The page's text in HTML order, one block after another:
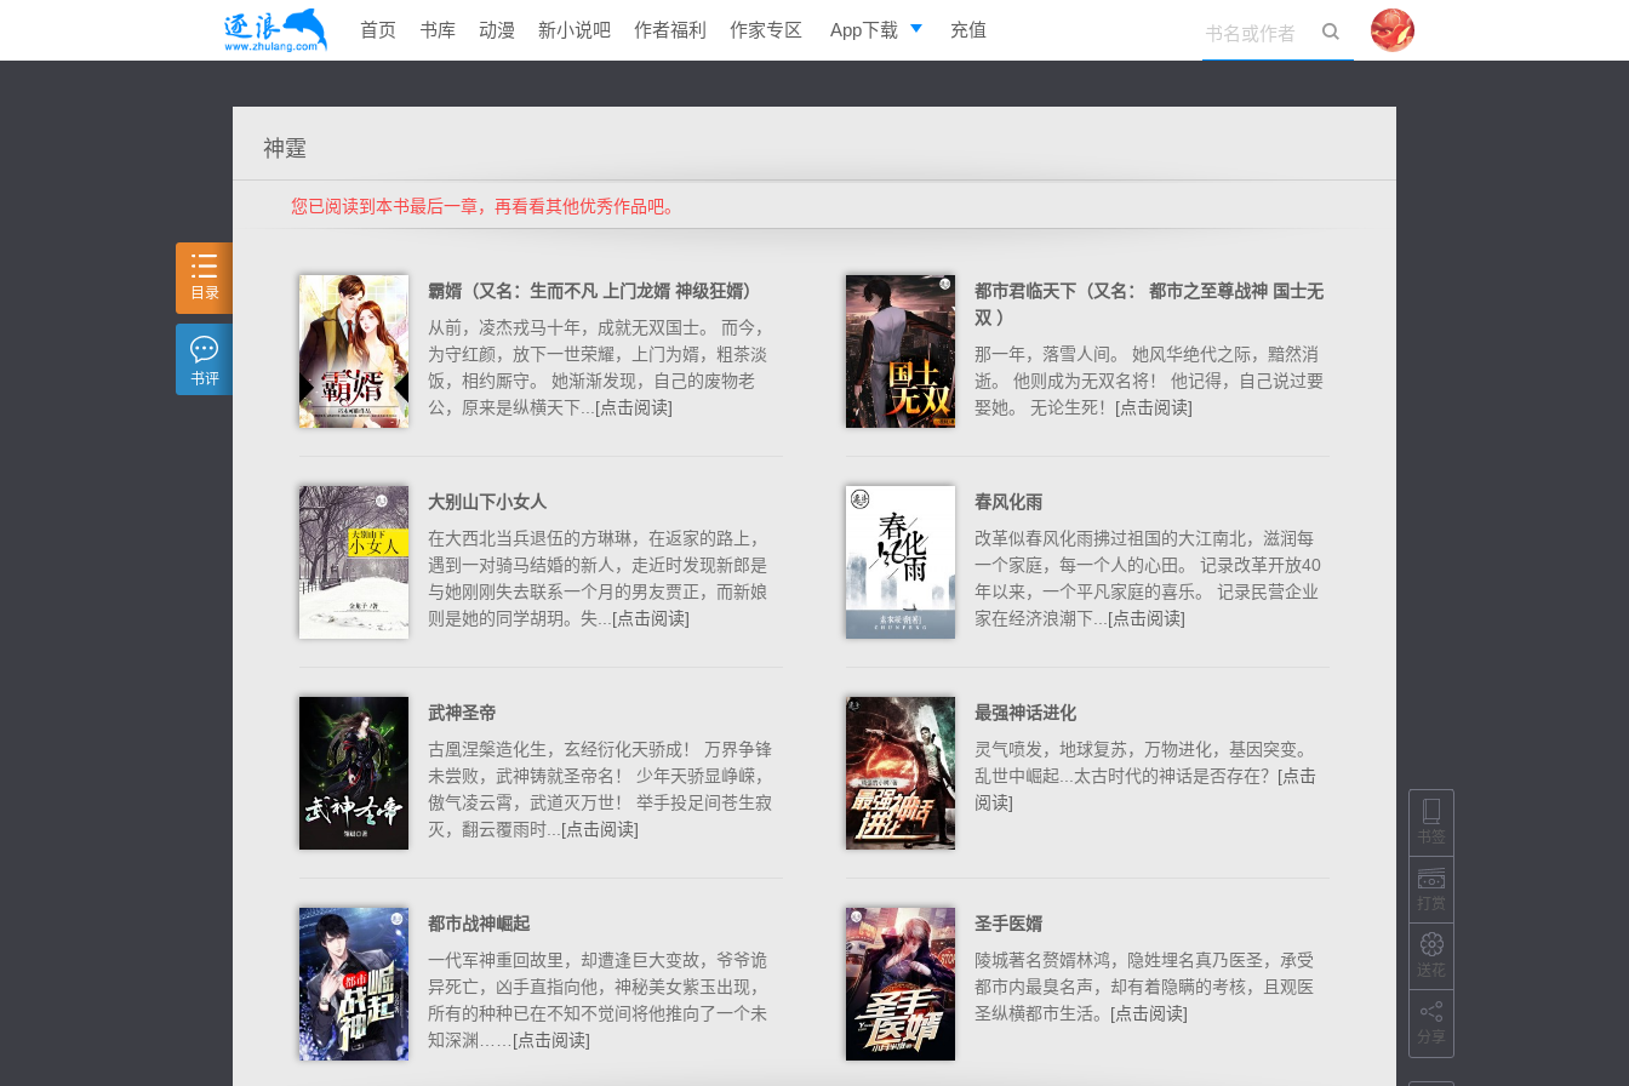
首页 书库 动漫 新小说吧 作者福利 作家专区 App下载 充值
神霆
您已阅读到本书最后一章，再看看其他优秀作品吧。
霸婿（又名：生而不凡 上门龙婿 神级狂婿）
从前，凌杰戎马十年，成就无双国士。 而今，
为守红颜，放下一世荣耀，上门为婿，粗茶淡
饭，相约厮守。 她渐渐发现，自己的废物老
公，原来是纵横天下... [点击阅读]
都市君临天下（又名： 都市之至尊战神 国士无
双 ）
那一年，落雪人间。 她风华绝代之际，黯然消
逝。 他则成为无双名将！ 他记得，自己说过要
娶她。 无论生死！ [点击阅读]
大别山下小女人
在大西北当兵退伍的方琳琳，在返家的路上，
遇到一对骑马结婚的新人，走近时发现新郎是
与她刚刚失去联系一个月的男友贾正，而新娘
则是她的同学胡玥。失... [点击阅读]
春风化雨
改革似春风化雨拂过祖国的大江南北，滋润每
一个家庭，每一个人的心田。 记录改革开放40
年以来，一个平凡家庭的喜乐。 记录民营企业
家在经济浪潮下... [点击阅读]
武神圣帝
古凰涅槃造化生，玄经衍化天骄成！ 万界争锋
未尝败，武神铸就圣帝名！ 少年天骄显峥嵘，
傲气凌云霄，武道灭万世！ 举手投足间苍生寂
灭，翻云覆雨时... [点击阅读]
最强神话进化
灵气喷发，地球复苏，万物进化，基因突变。
乱世中崛起...太古时代的神话是否存在？ [点击
阅读]
都市战神崛起
一代军神重回故里，却遭逢巨大变故，爷爷诡
异死亡，凶手直指向他，神秘美女紫玉出现，
所有的种种已在不知不觉间将他推向了一个未
知深渊…… [点击阅读]
圣手医婿
陵城著名赘婿林鸿，隐姓埋名真乃医圣，承受
都市内最臭名声，却有着隐瞒的考核，且观医
圣纵横都市生活。 [点击阅读]
目录
书评
书签
打赏
送花
分享